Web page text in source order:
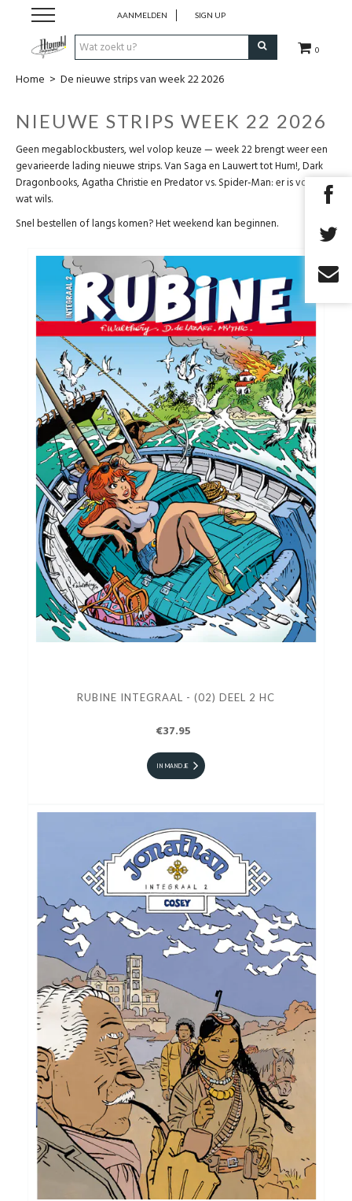
0
AANMELDEN SIGN UP
Strips
Comics
Nieuwsberichten
Cadeaubon
RPG Sale
Home > De nieuwe strips van week 22 2026
NIEUWE STRIPS WEEK 22 2026
Geen megablockbusters, wel volop keuze — week 22 brengt weer een
gevarieerde lading nieuwe strips. Van Saga en Lauwert tot Hum!, Dark
Dragonbooks, Agatha Christie en Predator vs. Spider-Man: er is voor elk
wat wils.
Snel bestellen of langs komen? Het weekend kan beginnen.
RUBINE INTEGRAAL - (02) DEEL 2 HC
€37.95
IN MANDJE